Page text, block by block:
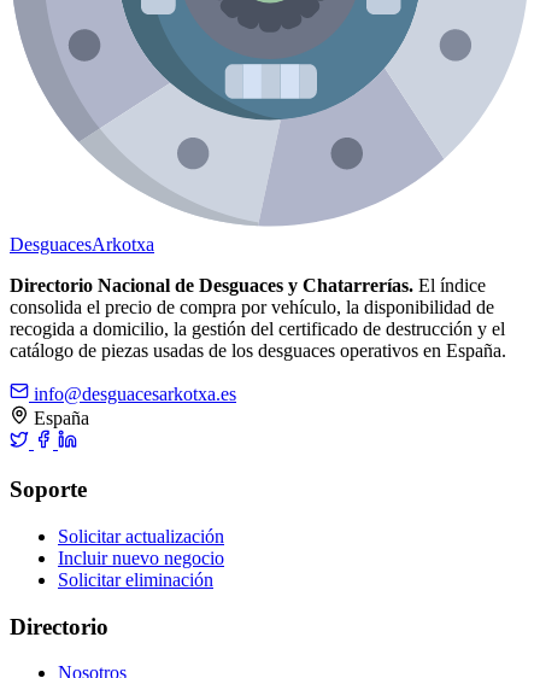
DesguacesArkotxa
Directorio Nacional de Desguaces y Chatarrerías. El índice
consolida el precio de compra por vehículo, la disponibilidad de
recogida a domicilio, la gestión del certificado de destrucción y el
catálogo de piezas usadas de los desguaces operativos en España.
info@desguacesarkotxa.es
España
Soporte
Solicitar actualización
Incluir nuevo negocio
Solicitar eliminación
Directorio
Nosotros